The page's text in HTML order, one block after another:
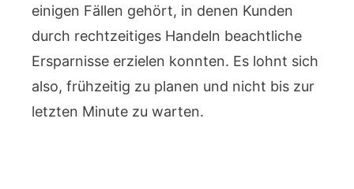
einigen Fällen gehört, in denen Kunden
durch rechtzeitiges Handeln beachtliche
Ersparnisse erzielen konnten. Es lohnt sich
also, frühzeitig zu planen und nicht bis zur
letzten Minute zu warten.